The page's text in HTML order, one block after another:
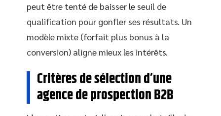
peut être tenté de baisser le seuil de
qualification pour gonfler ses résultats. Un
modèle mixte (forfait plus bonus à la
conversion) aligne mieux les intérêts.
Critères de sélection d’une
agence de prospection B2B